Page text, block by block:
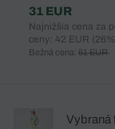
31 EUR
Najnižšia cena za
ceny: 42 EUR
Bežná cena: 61 EUR
Vybraná